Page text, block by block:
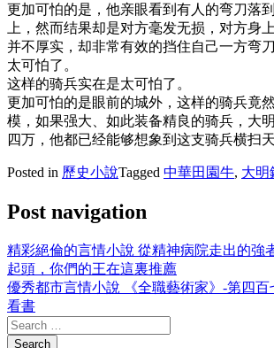
更加可怕的是，他亲眼看到有人的弯刀落
上，然而结果却是对方毫发无损，对方身
并不厚实，却非常有效的挡住自己一方弯刀
太可怕了。
这样的骑兵实在是太可怕了。
更加可怕的是眼前的城外，这样的骑兵竟
模，如果强大、如此装备精良的骑兵，大
四万，他都已经能够想象到这支骑兵横扫
Posted in 歷史小說Tagged 中華田園牛, 大明
Post navigation
精彩絕倫的言情小說 從精神病院走出的強
起頭，你們的王在這裏推薦
優秀都市言情小說 《全職藝術家》-第四百
看書